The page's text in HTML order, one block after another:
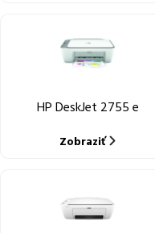
HP DeskJet 2755 e
Zobraziť